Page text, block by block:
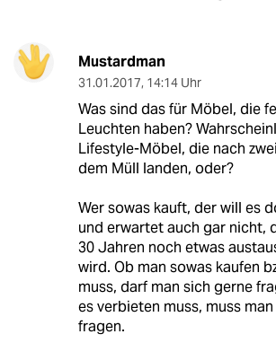
Mustardman
31.01.2017, 14:14 Uhr
Was sind das für Möbel, die
Leuchten haben?
Lifestyle-Möbel, die nach
dem Müll landen, oder?
Wer sowas kauft, der will es
und erwartet auch gar nicht,
30 Jahren noch etwas
wird. Ob man sowas kaufen
muss, darf man sich gerne
es verbieten muss, muss
fragen.